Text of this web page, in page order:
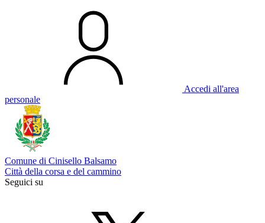
Accedi all'area
personale
Comune di Cinisello Balsamo
Città della corsa e del cammino
Seguici su